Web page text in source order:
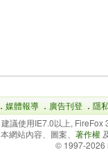
． 媒體報導 ． 廣告刊登 ． 隱
建議使用IE7.0以上,
本網站內容、圖案、 著作權
© 1997-2026